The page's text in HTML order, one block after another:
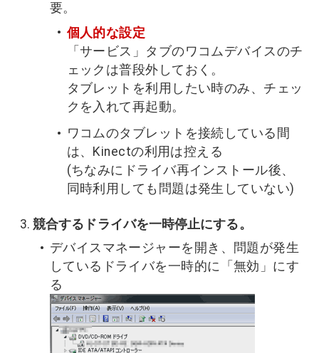
要。
個人的な設定
「サービス」タブのワコムデバイスのチ
ェックは普段外しておく。
タブレットを利用したい時のみ、チェッ
クを入れて再起動。
ワコムのタブレットを接続している間
は、Kinectの利用は控える
(ちなみにドライバ再インストール後、
同時利用しても問題は発生していない)
競合するドライバを一時停止にする。
デバイスマネージャーを開き、問題が発生
しているドライバを一時的に「無効」にす
る